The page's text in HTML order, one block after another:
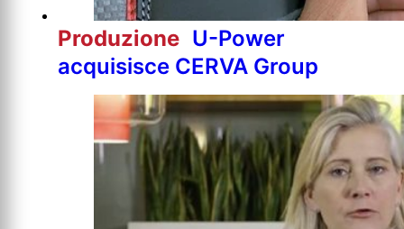
Produzione U-Power
acquisisce CERVA Group